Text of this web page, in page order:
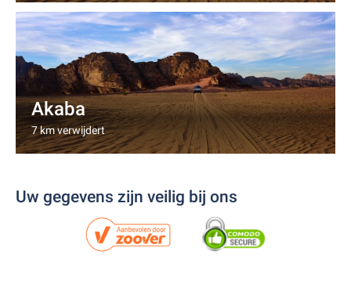
Akaba
7 km verwijdert
Uw gegevens zijn veilig bij ons